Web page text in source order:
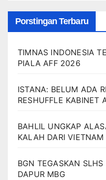
Porstingan Terbaru
TIMNAS INDONESIA
PIALA AFF 2026
ISTANA: BELUM ADA
RESHUFFLE KABINET
BAHLIL UNGKAP
KALAH DARI VIETNAM
BGN TEGASKAN
DAPUR MBG